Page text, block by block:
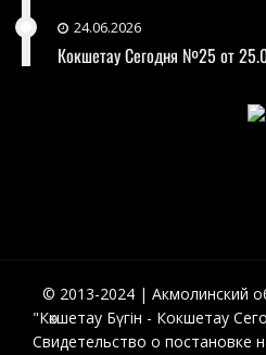
24.06.2026
Кокшетау Сегодня №25 от
© 2013-2024 | Акмолинский
"Көкшетау Бүгін - Кокшетау
Свидетельство о постановке